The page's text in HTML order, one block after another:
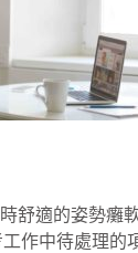
舒適的姿勢癱
作中待處理的